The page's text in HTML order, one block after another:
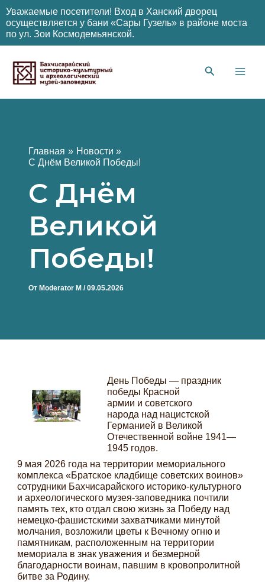
Уважаемые посетители! Вход в Ханский дворец
осуществляется у бани «Сары Гузель» в районе моста
по ул. Зои Космодемьянской.
содержимому
Главная
Новости
С Днём Великой Победы!
С Днём
Великой
Победы!
От Moderator M /09.05.2026
День Победы — праздник
победы Красной
армии и советского
народа над нацистской
Германией в Великой
Отечественной войне 1941—
1945 годов.
9 мая 2026 года на территории мемориального
комплекса «Братское кладбище советских воинов»
сотрудники Бахчисарайского историко-культурного
и археологического музея-заповедника почтили
память тех, кто отдал свою жизнь за Победу над
немецко-фашистскими захватчиками минутой
молчания, возложили цветы к Вечному огню и
памятникам, расположенным на территории
мемориала в знак уважения и безмерной
благодарности воинам, павшим в кровопролитной
битве за Родину.